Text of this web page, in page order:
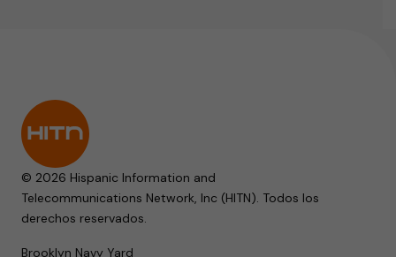
© 2026 Hispanic Information and
Telecommunications Network, Inc (HITN). Todos los
derechos reservados.
Brooklyn Navy Yard